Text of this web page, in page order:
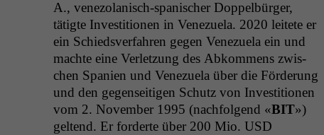
A., vene­zolanisch-spanis­ch­er Dop­pel­bürg­er,
tätigte Investi­tio­nen in Venezuela. 2020 leit­ete er
ein Schiedsver­fahren gegen Venezuela ein und
machte eine Ver­let­zung des Abkom­mens zwis­
chen Spanien und Venezuela über die Förderung
und den gegen­seit­i­gen Schutz von Investi­tio­nen
vom 2. Novem­ber 1995 (nach­fol­gend «BIT»)
gel­tend. Er forderte über 200 Mio. USD